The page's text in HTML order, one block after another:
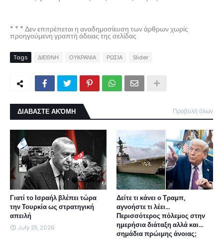
* * * Δεν επιτρέπεται η αναδημοσίευση των άρθρων χωρίς
προηγούμενη γραπτή άδειας της σελίδας
Tags ΔΙΕΘΝΗ ΟΥΚΡΑΝΙΑ ΡΩΣΙΑ Slider
ΔΙΑΒΑΣΤΕ ΑΚΌΜΗ Προβολή όλων
Γιατί το Ισραήλ βλέπει τώρα
την Τουρκία ως στρατηγική
απειλή
July 25, 2026
Δείτε τι κάνει ο Τραμπ,
αγνοήστε τι λέει...
Περισσότερος πόλεμος στην
ημερήσια διάταξη αλλά και...
σημάδια πρώιμης άνοιας;